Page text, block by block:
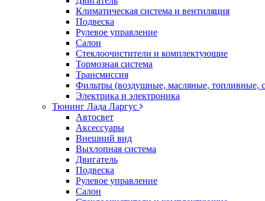
Климатическая система и вентиляция
Подвеска
Рулевое управление
Салон
Стеклоочистители и комплектующие
Тормозная система
Трансмиссия
Фильтры (воздушные, масляные, топливные,
Электрика и электроника
Тюнинг Лада Ларгус
Автосвет
Аксессуары
Внешний вид
Выхлопная система
Двигатель
Подвеска
Рулевое управление
Салон